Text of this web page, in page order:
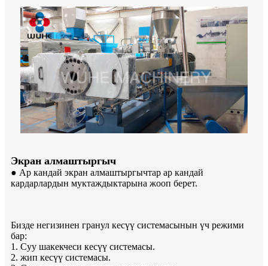
Экран алмаштыргыч
● Ар кандай экран алмаштыргычтар ар кандай
кардарлардын муктаждыктарына жооп берет.
Бизде негизинен гранул кесүү системасынын үч режими
бар:
1. Суу шакекчеси кесүү системасы.
2. жип кесүү системасы.